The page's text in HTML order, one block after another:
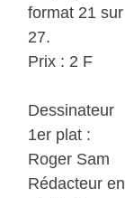
format 21 sur
27.
Prix : 2 F
Dessinateur
1er plat :
Roger Sam
Rédacteur en